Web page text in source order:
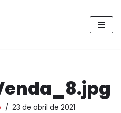
23 de abril de 2021